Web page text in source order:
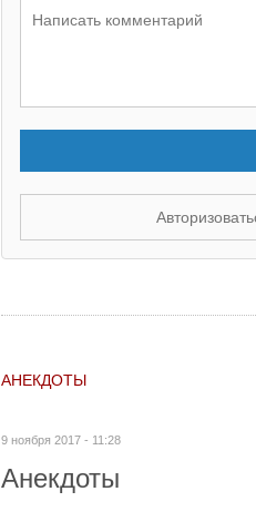
АНЕКДОТЫ
9 ноября 2017 - 11:28
Анекдоты